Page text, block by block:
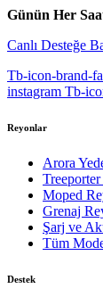
Günün Her
Canlı Desteğe
Tb-icon-brand-
instagram Tb-
Reyonlar
Arora
Moped
Grenaj
Şarj ve
Tüm
Destek